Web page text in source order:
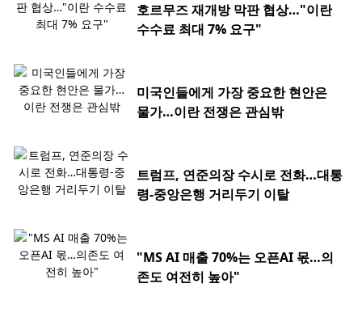
호르무즈 재개방 막판 협상…"이란
수수료 최대 7% 요구"
미국인들에게 가장 중요한 현안은
물가…이란 전쟁은 관심밖
트럼프, 연준의장 수시로 전화…대통
령-중앙은행 거리두기 이탈
"MS AI 매출 70%는 오픈AI 몫…의
존도 여전히 높아"